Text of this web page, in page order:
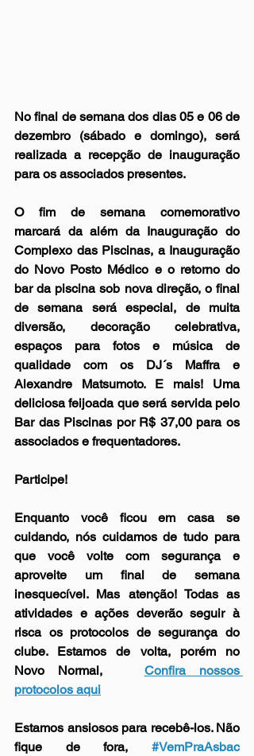
No final de semana dos dias 05 e 06 de
dezembro (sábado e domingo), será
realizada a recepção de inauguração
para os associados presentes.
O fim de semana comemorativo
marcará da além da Inauguração do
Complexo das Piscinas, a Inauguração
do Novo Posto Médico e o retorno do
bar da piscina sob nova direção, o final
de semana será especial, de muita
diversão, decoração celebrativa,
espaços para fotos e música de
qualidade com os DJ´s Maffra e
Alexandre Matsumoto. E mais! Uma
deliciosa feijoada que será servida pelo
Bar das Piscinas por R$ 37,00 para os
associados e frequentadores.
Participe!
Enquanto você ficou em casa se
cuidando, nós cuidamos de tudo para
que você volte com segurança e
aproveite um final de semana
inesquecível. Mas atenção! Todas as
atividades e ações deverão seguir à
risca os protocolos de segurança do
clube. Estamos de volta, porém no
Novo Normal, Confira nossos
protocolos aqui
Estamos ansiosos para recebê-los. Não
fique de fora, #VemPraAsbac